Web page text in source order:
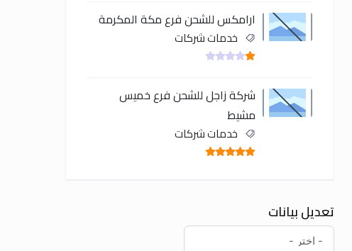
ارامكس للشحن فرع مكة المكرمة
خدمات شركات
شركة زاجل للشحن فرع خميس
مشيط
خدمات شركات
تعديل بيانات